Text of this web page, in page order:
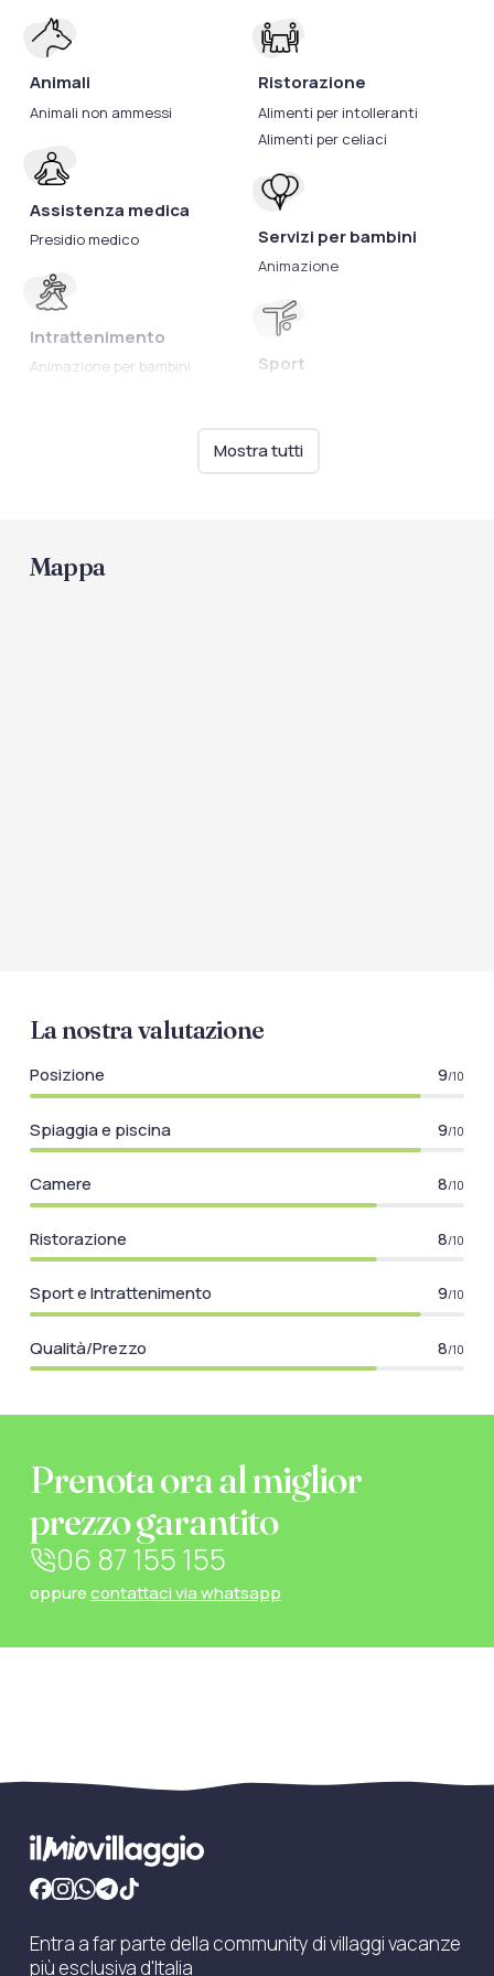
Animali
Animali non ammessi
Assistenza medica
Presidio medico
Intrattenimento
Animazione per bambini
Ristorazione
Alimenti per intolleranti
Alimenti per celiaci
Servizi per bambini
Animazione
Sport
Mostra tutti
Mappa
La nostra valutazione
Posizione 9/10
Spiaggia e piscina 9/10
Camere 8/10
Ristorazione 8/10
Sport e Intrattenimento 9/10
Qualità/Prezzo 8/10
Prenota ora al miglior
prezzo garantito
06 87 155 155
oppurecontattaci via whatsapp
Entra a far parte della community di villaggi vacanze
più esclusiva d'Italia